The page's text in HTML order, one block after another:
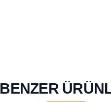
BENZER